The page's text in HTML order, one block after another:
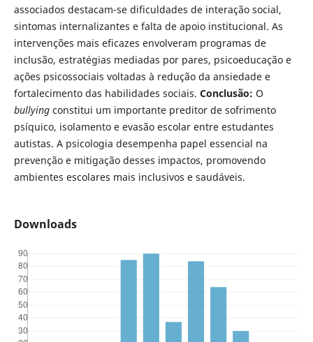
associados destacam-se dificuldades de interação social,
sintomas internalizantes e falta de apoio institucional. As
intervenções mais eficazes envolveram programas de
inclusão, estratégias mediadas por pares, psicoeducação e
ações psicossociais voltadas à redução da ansiedade e
fortalecimento das habilidades sociais. Conclusão: O
bullyingconstitui um importante preditor de sofrimento
psíquico, isolamento e evasão escolar entre estudantes
autistas. A psicologia desempenha papel essencial na
prevenção e mitigação desses impactos, promovendo
ambientes escolares mais inclusivos e saudáveis.
Downloads